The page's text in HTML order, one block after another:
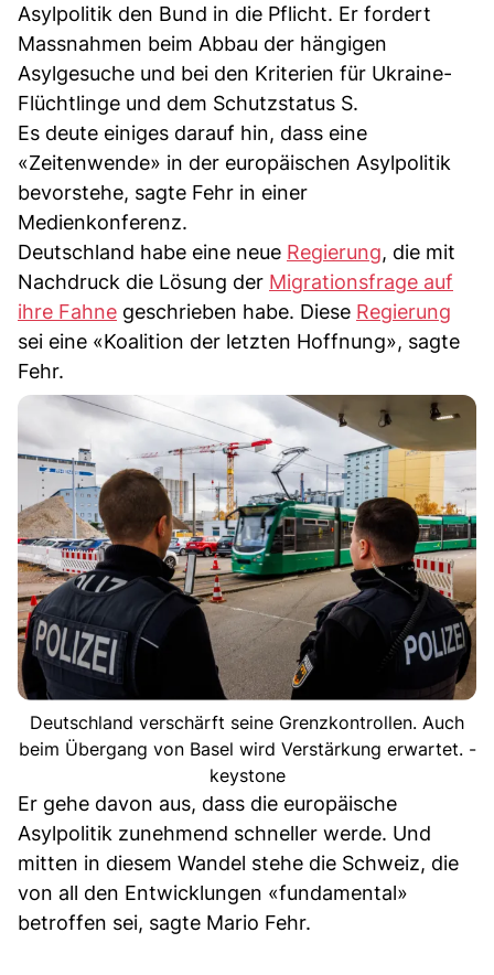
Asylpolitik den Bund in die Pflicht. Er fordert
Massnahmen beim Abbau der hängigen
Asylgesuche und bei den Kriterien für Ukraine-
Flüchtlinge und dem Schutzstatus S.
Es deute einiges darauf hin, dass eine
«Zeitenwende» in der europäischen Asylpolitik
bevorstehe, sagte Fehr in einer
Medienkonferenz.
Deutschland habe eine neue Regierung, die mit
Nachdruck die Lösung der Migrationsfrage auf
ihre Fahne geschrieben habe. Diese Regierung
sei eine «Koalition der letzten Hoffnung», sagte
Fehr.
Deutschland verschärft seine Grenzkontrollen. Auch
beim Übergang von Basel wird Verstärkung erwartet. -
keystone
Er gehe davon aus, dass die europäische
Asylpolitik zunehmend schneller werde. Und
mitten in diesem Wandel stehe die Schweiz, die
von all den Entwicklungen «fundamental»
betroffen sei, sagte Mario Fehr.